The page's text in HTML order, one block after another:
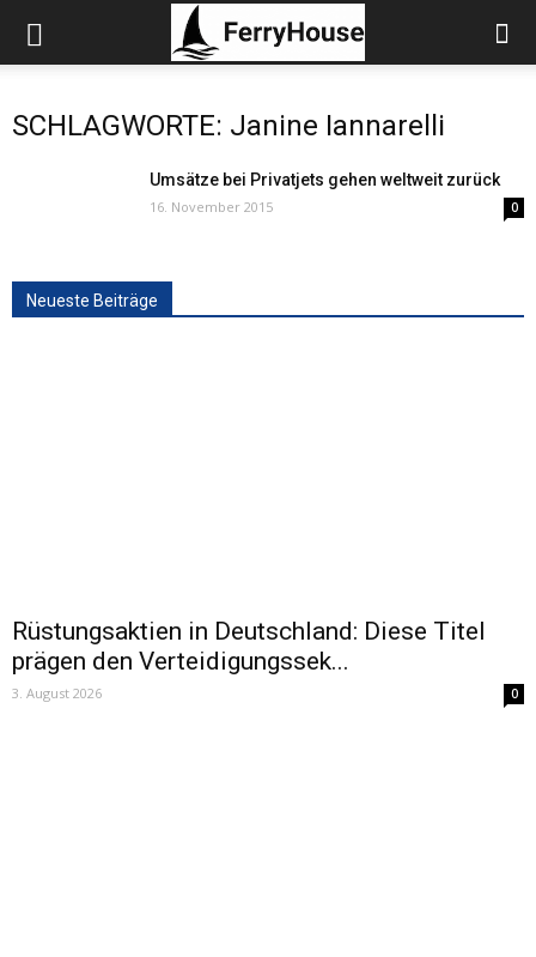
SCHLAGWORTE: Janine Iannarelli
Umsätze bei Privatjets gehen weltweit zurück
16. November 2015 0
Neueste Beiträge
Rüstungsaktien in Deutschland: Diese Titel
prägen den Verteidigungssek...
3. August 2026 0